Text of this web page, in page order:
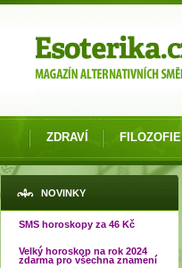
ZDRAVÍ FILOZOFIE
NOVINKY
SMS horoskopy za 46 Kč
Velký horoskop na rok 2024
zdarma pro všechna znamení